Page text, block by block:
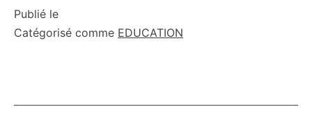
de
quand
Publié le
Catégorisé comme EDUCATION